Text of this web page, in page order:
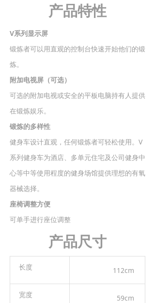
产品特性
V系列显示屏
锻炼者可以用直观的控制台快速开始他们的锻
炼。
附加电视屏（可选）
可选的附加电视或安全的平板电脑持有人提供
在锻炼娱乐。
锻炼的多样性
健身车设计直观，任何锻炼者可轻松使用。V
系列健身车为酒店、多单元住宅及公司健身中
心等中等使用程度的健身场馆提供理想的有氧
器械选择。
座椅调整方便
可单手进行座位调整
产品尺寸
长度 112cm
宽度 59cm